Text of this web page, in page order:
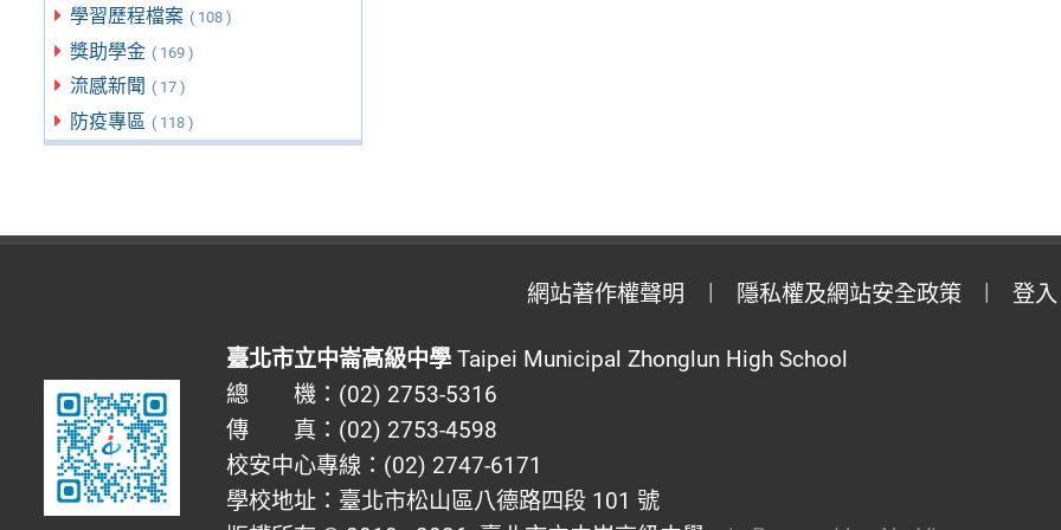
學習歷程檔案 ( 108 )
獎助學金 ( 169 )
流感新聞 ( 17 )
防疫專區 ( 118 )
網站著作權聲明 隱私權及網站安全政策 登入
臺北市立中崙高級中學Taipei Municipal Zhonglun High School
總 機：(02) 2753-5316
傳 真：(02) 2753-4598
校安中心專線：(02) 2747-6171
學校地址：臺北市松山區八德路四段 101 號